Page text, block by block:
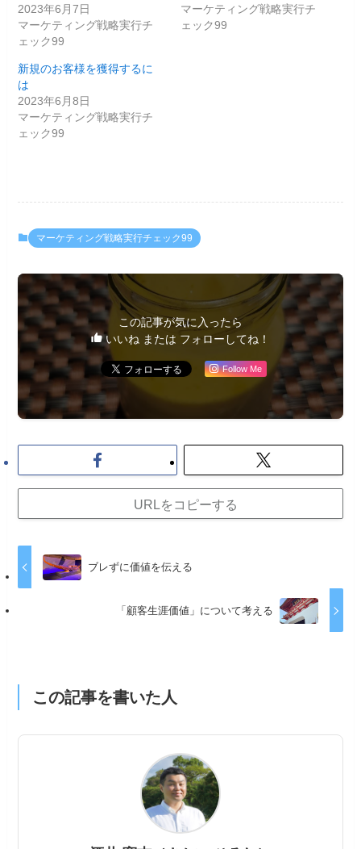
2023年6月7日
マーケティング戦略実行チ
ェック99
マーケティング戦略実行チ
ェック99
新規のお客様を獲得するに
は
2023年6月8日
マーケティング戦略実行チ
ェック99
マーケティング戦略実行チェック99
この記事が気に入ったら
いいね または フォローしてね！
Follow Me
URLをコピーする
ブレずに価値を伝える
「顧客生涯価値」について考える
この記事を書いた人